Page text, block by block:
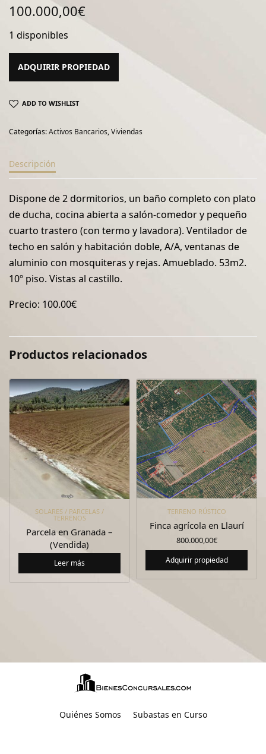
100.000,00€
1 disponibles
ADQUIRIR PROPIEDAD
ADD TO WISHLIST
Categorías:Activos Bancarios,Viviendas
Descripción
Dispone de 2 dormitorios, un baño completo con plato
de ducha, cocina abierta a salón-comedor y pequeño
cuarto trastero (con termo y lavadora). Ventilador de
techo en salón y habitación doble, A/A, ventanas de
aluminio con mosquiteras y rejas. Amueblado. 53m2.
10º piso. Vistas al castillo.
Precio: 100.00€
Productos relacionados
SOLARES / PARCELAS /
TERRENOS
Parcela en Granada –
(Vendida)
Leer más
TERRENO RÚSTICO
Finca agrícola en Llaurí
800.000,00€
Adquirir propiedad
Quiénes Somos Subastas en Curso